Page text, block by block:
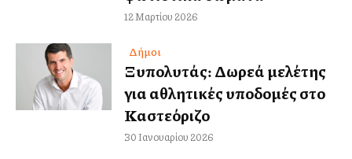
12 Μαρτίου 2026
Δήμοι
Ξυπολυτάς: Δωρεά μελέτης
για αθλητικές υποδομές στο
Καστελλόριζο
30 Ιανουαρίου 2026